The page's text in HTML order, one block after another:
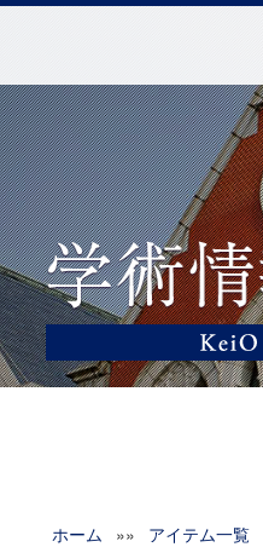
ホーム »» アイテム一覧